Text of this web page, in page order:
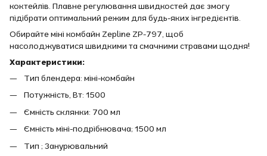
коктейлів. Плавне регулювання швидкостей дає змогу
підібрати оптимальний режим для будь-яких інгредієнтів.
Обирайте міні комбайн Zepline ZP-797, щоб
насолоджуватися швидкими та смачними стравами щодня!
Характеристики:
Тип блендера: міні-комбайн
Потужність, Вт: 1500
Ємність склянки: 700 мл
Ємність міні-подрібнювача; 1500 мл
Тип ; Занурювальний